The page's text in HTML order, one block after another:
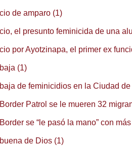
de amparo (1)
el presunto feminicida de una
por Ayotzinapa, el primer ex
(1)
de feminicidios en la Ciudad
Patrol se le mueren 32
se “le pasó la mano” con
de Dios (1)